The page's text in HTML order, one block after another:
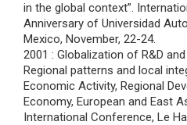
in the global context”.
Anniversary of Universidad
Mexico, November, 22-24.
2001 : Globalization of R&D
Regional patterns and local
Economic Activity, Regional
Economy, European and East
International Conference, Le